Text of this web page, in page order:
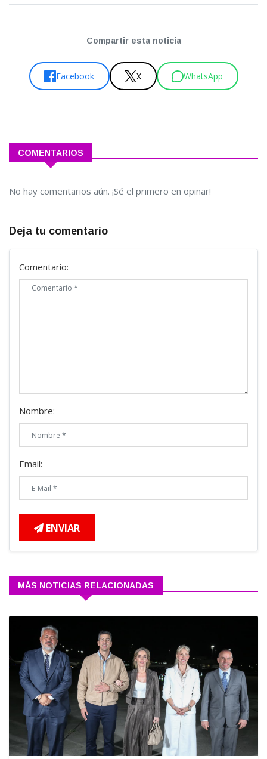
Compartir esta noticia
Facebook X WhatsApp
COMENTARIOS
No hay comentarios aún. ¡Sé el primero en opinar!
Deja tu comentario
Comentario:
Nombre:
Email:
ENVIAR
MÁS NOTICIAS RELACIONADAS